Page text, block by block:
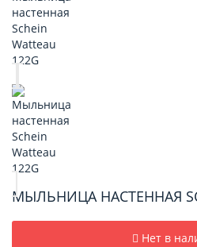
МЫЛЬНИЦА НАСТЕННАЯ
Нет в